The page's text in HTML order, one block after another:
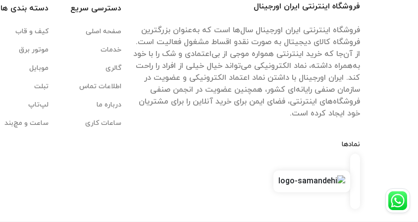
فروشگاه اینترنتی ایران اورجینال
فروشگاه اینترنتی ایران اورجینال سال‌ها است که به‌عنوان بزرگترین
فروشگاه کالای دیجیتال به صورت نقدو اقساط مشغول فعالیت است.
از آن‌جا که خرید اینترنتی همواره موجی از بی‌اعتمادی و شک را با خود
به‌همراه داشته، نماد الکترونیکی می‌تواند خیال خیلی از افراد را راحت
کند. ایران اورجینال با داشتن نماد اعتماد الکترونیکی و عضویت در
سازمان صنفی رایانه‌ای کشور، همچنین عضویت در انجمن صنفی
فروشگاه‌های اینترنتی، فضای ایمن برای خرید آنلاین را برای مشتریان
خود ایجاد کرده است.
نمادها
دسترسی سریع
صفحه اصلی
خدمات
گالری
اطلاعات تماس
درباره ما
ساعات کاری
دسته بندی ها
کیف و قاب
موتور برق
موبایل
تبلت
لپ‌تاپ
ساعت و مچ‌بند